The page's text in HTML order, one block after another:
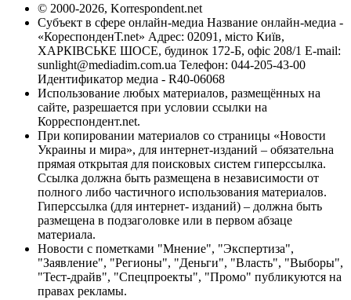
© 2000-2026, Korrespondent.net
Субъект в сфере онлайн-медиа Название онлайн-медиа -
«КореспонденТ.net» Адрес: 02091, місто Київ,
ХАРКІВСЬКЕ ШОСЕ, будинок 172-Б, офіс 208/1 E-mail:
sunlight@mediadim.com.ua Телефон: 044-205-43-00
Идентификатор медиа - R40-06068
Использование любых материалов, размещённых на
сайте, разрешается при условии ссылки на
Корреспондент.net.
При копировании материалов со страницы «Новости
Украины и мира», для интернет-изданий – обязательна
прямая открытая для поисковых систем гиперссылка.
Ссылка должна быть размещена в независимости от
полного либо частичного использования материалов.
Гиперссылка (для интернет- изданий) – должна быть
размещена в подзаголовке или в первом абзаце
материала.
Новости с пометками "Мнение", "Экспертиза",
"Заявление", "Регионы", "Деньги", "Власть", "Выборы",
"Тест-драйв", "Спецпроекты", "Промо" публикуются на
правах рекламы.